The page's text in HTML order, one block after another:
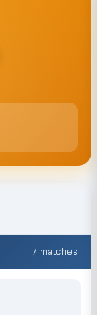
7 matches